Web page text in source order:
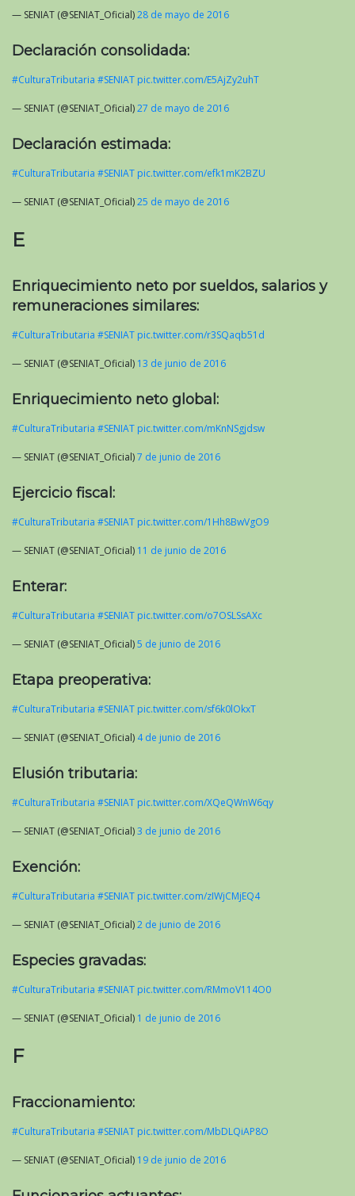
— SENIAT (@SENIAT_Oficial)28 de mayo de 2016
Declaración consolidada:
#CulturaTributaria #SENIAT pic.twitter.com/E5AjZy2uhT
— SENIAT (@SENIAT_Oficial)27 de mayo de 2016
Declaración estimada:
#CulturaTributaria #SENIAT pic.twitter.com/efk1mK2BZU
— SENIAT (@SENIAT_Oficial)25 de mayo de 2016
E
Enriquecimiento neto por sueldos, salarios y
remuneraciones similares:
#CulturaTributaria #SENIAT pic.twitter.com/r3SQaqb51d
— SENIAT (@SENIAT_Oficial) 13 de junio de 2016
Enriquecimiento neto global:
#CulturaTributaria #SENIAT pic.twitter.com/mKnNSgjdsw
— SENIAT (@SENIAT_Oficial)7 de junio de 2016
Ejercicio fiscal:
#CulturaTributaria #SENIAT pic.twitter.com/1Hh8BwVgO9
— SENIAT (@SENIAT_Oficial) 11 de junio de 2016
Enterar:
#CulturaTributaria #SENIAT pic.twitter.com/o7OSLSsAXc
— SENIAT (@SENIAT_Oficial)5 de junio de 2016
Etapa preoperativa:
#CulturaTributaria #SENIAT pic.twitter.com/sf6k0lOkxT
— SENIAT (@SENIAT_Oficial) 4 de junio de 2016
Elusión tributaria:
#CulturaTributaria #SENIAT pic.twitter.com/XQeQWnW6qy
— SENIAT (@SENIAT_Oficial)3 de junio de 2016
Exención:
#CulturaTributaria #SENIAT pic.twitter.com/zIWjCMjEQ4
— SENIAT (@SENIAT_Oficial)2 de junio de 2016
Especies gravadas:
#CulturaTributaria #SENIAT pic.twitter.com/RMmoV114O0
— SENIAT (@SENIAT_Oficial) 1 de junio de 2016
F
Fraccionamiento:
#CulturaTributaria #SENIAT pic.twitter.com/MbDLQiAP8O
— SENIAT (@SENIAT_Oficial) 19 de junio de 2016